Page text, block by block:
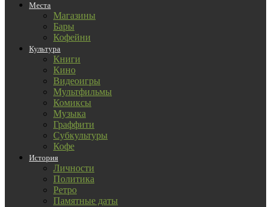
Места
Магазины
Бары
Кофейни
Культура
Книги
Кино
Видеоигры
Мультфильмы
Комиксы
Музыка
Граффити
Субкультуры
Кофе
История
Личности
Политика
Ретро
Памятные даты